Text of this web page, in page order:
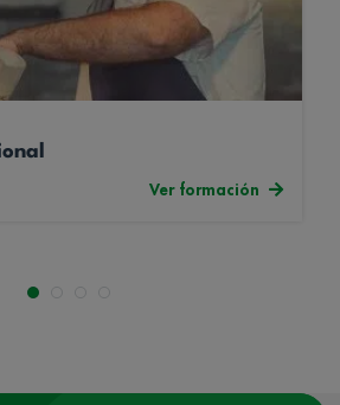
Ver formación